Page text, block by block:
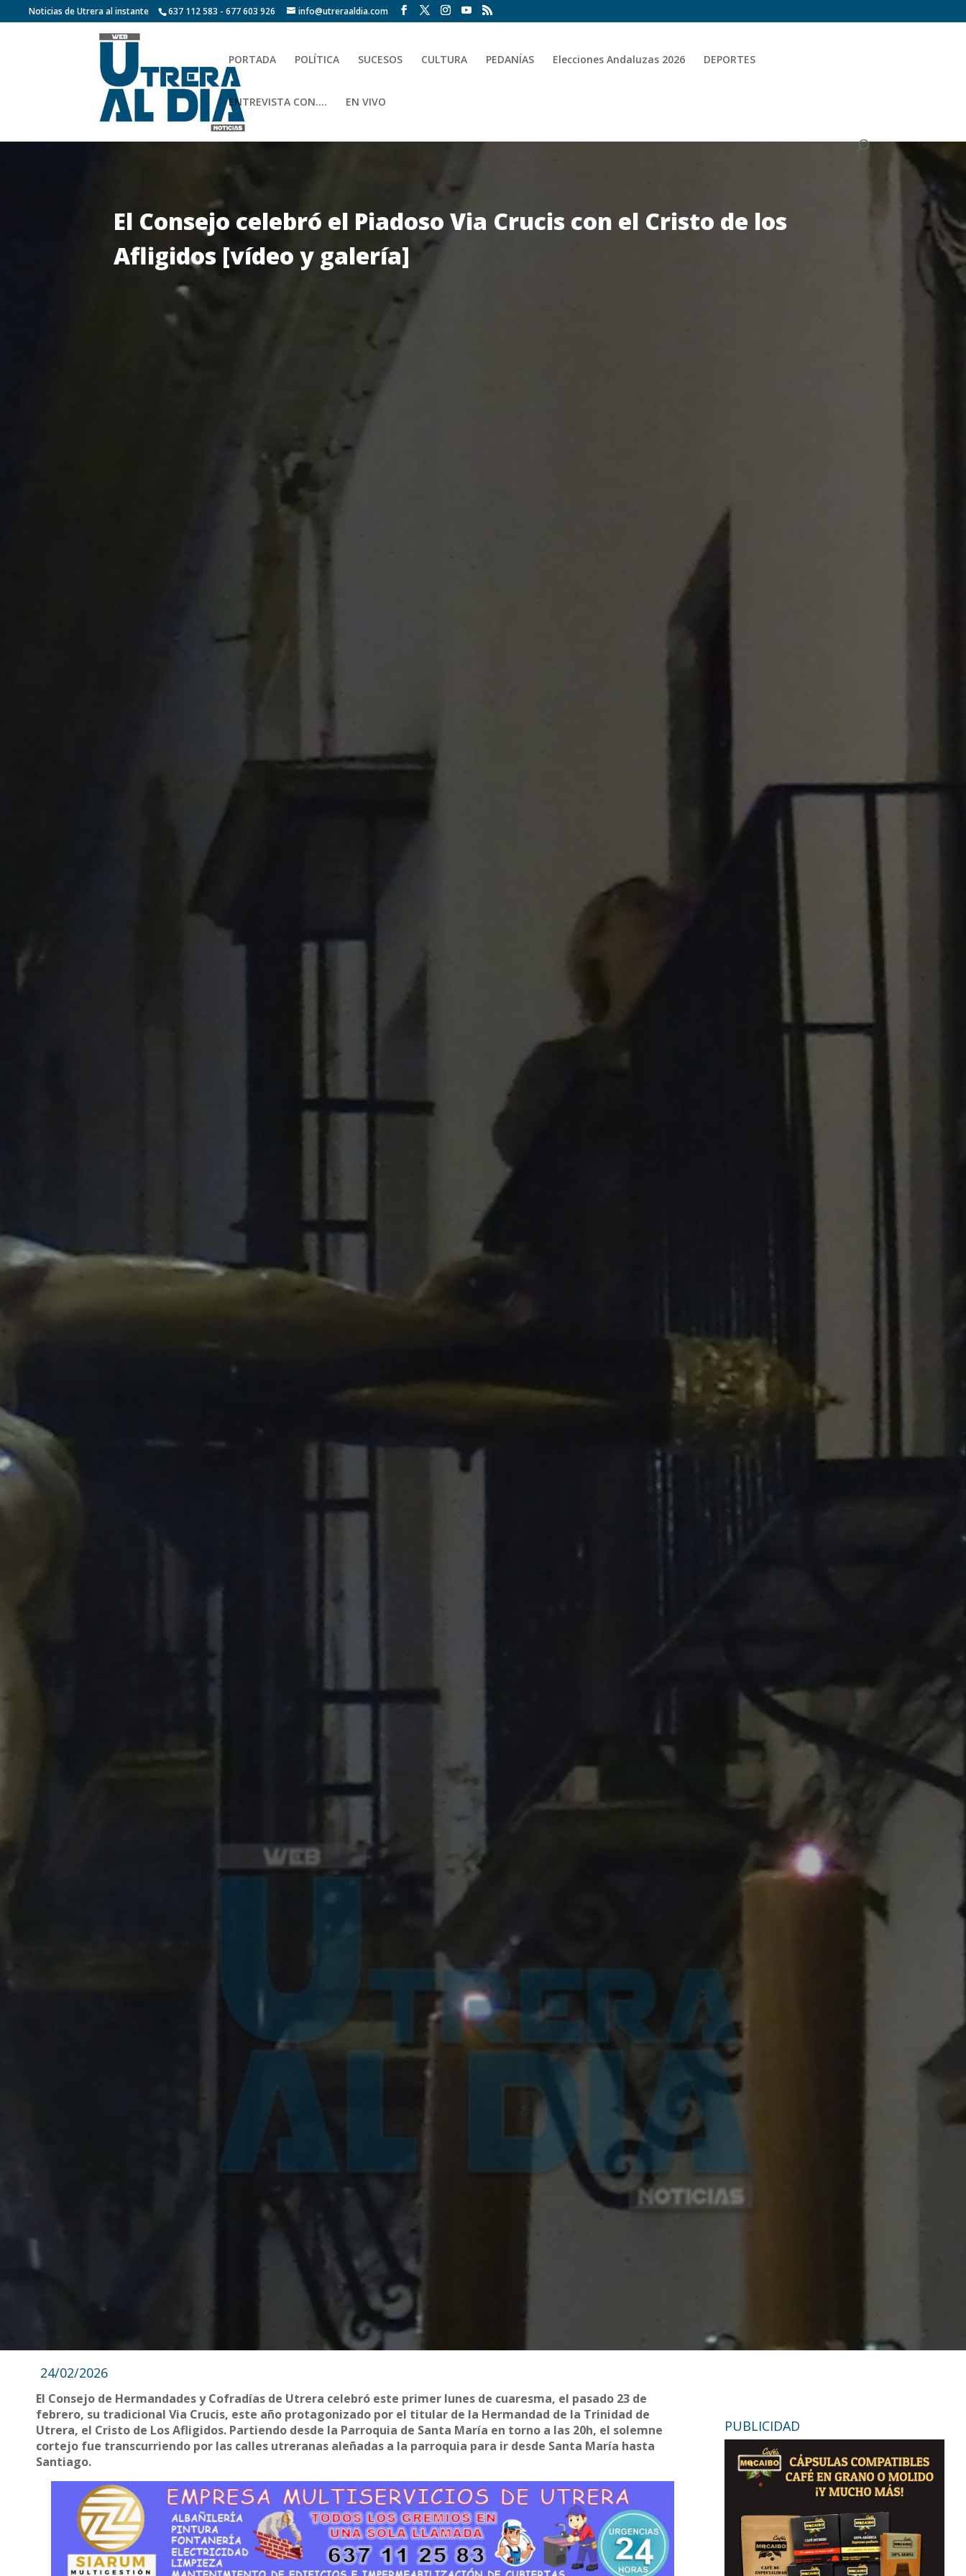
Noticias de Utrera al instante 637 112 583 - 677 603 926 info@utreraaldia.com
PORTADA POLÍTICA SUCESOS CULTURA PEDANÍAS Elecciones Andaluzas 2026 DEPORTES
ENTREVISTA CON…. EN VIVO
El Consejo celebró el Piadoso Via Crucis con el Cristo de los
Afligidos [vídeo y galería]
24/02/2026
El Consejo de Hermandades y Cofradías de Utrera celebró este primer lunes de cuaresma, el pasado 23 de
febrero, su tradicional Via Crucis, este año protagonizado por el titular de la Hermandad de la Trinidad de
Utrera, el Cristo de Los Afligidos. Partiendo desde la Parroquia de Santa María en torno a las 20h, el solemne
cortejo fue transcurriendo por las calles utreranas aleñadas a la parroquia para ir desde Santa María hasta
Santiago.
PUBLICIDAD